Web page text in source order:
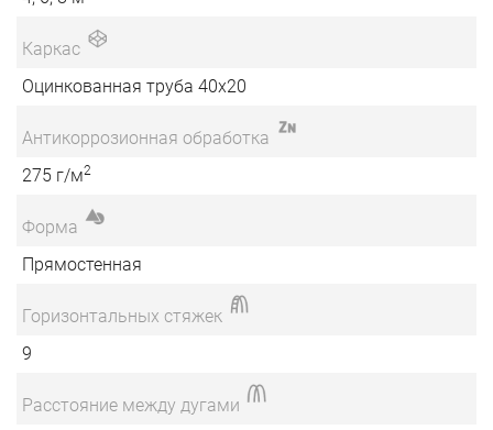
Каркас
Оцинкованная труба 40х20
Антикоррозионная обработка
275 г/м2
Форма
Прямостенная
Горизонтальных стяжек
9
Расстояние между дугами